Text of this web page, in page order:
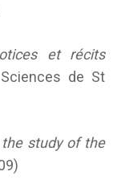
et récits
de St
study of the